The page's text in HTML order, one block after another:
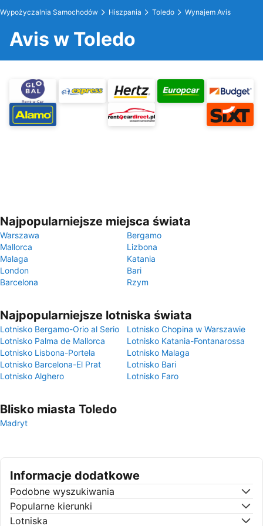
Wypożyczalnia Samochodów Hiszpania Toledo Wynajem Avis
Avis w Toledo
Najpopularniejsze miejsca świata
Warszawa
Bergamo
Mallorca
Lizbona
Malaga
Katania
London
Bari
Barcelona
Rzym
Najpopularniejsze lotniska świata
Lotnisko Bergamo-Orio al Serio
Lotnisko Chopina w Warszawie
Lotnisko Palma de Mallorca
Lotnisko Katania-Fontanarossa
Lotnisko Lisbona-Portela
Lotnisko Malaga
Lotnisko Barcelona-El Prat
Lotnisko Bari
Lotnisko Alghero
Lotnisko Faro
Blisko miasta Toledo
Madryt
Informacje dodatkowe
Podobne wyszukiwania
Popularne kierunki
Lotniska